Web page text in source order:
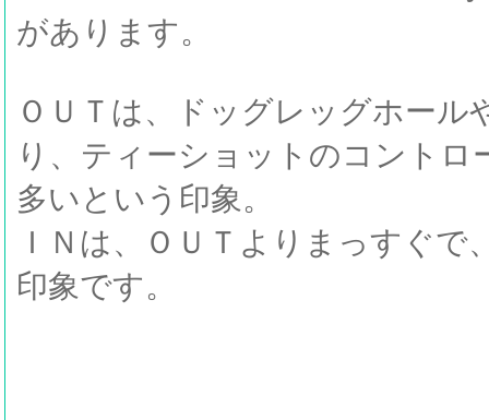
があります。
ＯＵＴは、ドッグレッグホール
り、ティーショットのコント
多いという印象。
ＩＮは、ＯＵＴよりまっすぐ
印象です。